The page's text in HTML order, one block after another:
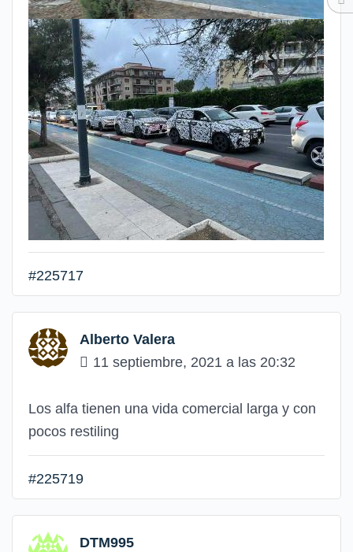
#225717
Alberto Valera
11 septiembre, 2021 a las 20:32
Los alfa tienen una vida comercial larga y con
pocos restiling
#225719
DTM995